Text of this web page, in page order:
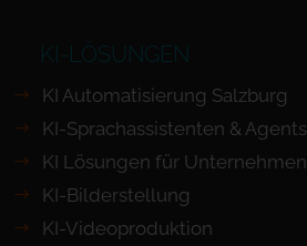
KI-LÖSUNGEN
KI Automatisierung Salzburg
KI-Sprachassistenten & Agents
KI Lösungen für Unternehmen
KI-Bilderstellung
KI-Videoproduktion